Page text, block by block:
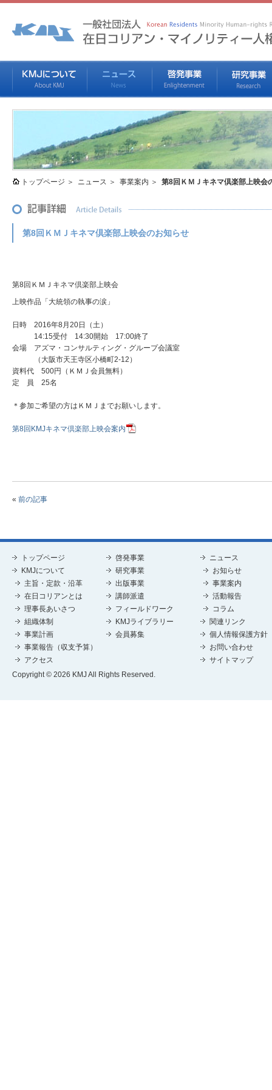
トップページ ニュース 事業案内 第8回ＫＭＪキネマ倶楽部上映会
第8回ＫＭＪキネマ倶楽部上映会のお知らせ
第8回ＫＭＪキネマ倶楽部上映会
上映作品「大統領の執事の涙」
日時 2016年8月20日（土）
14:15受付 14:30開始 17:00終了
会場 アズマ・コンサルティング・グループ会議室
（大阪市天王寺区小橋町2-12）
資料代 500円（ＫＭＪ会員無料）
定 員 25名
＊参加ご希望の方はＫＭＪまでお願いします。
第8回KMJキネマ倶楽部上映会案内
« 前の記事
トップページ
KMJについて
主旨・定款・沿革
在日コリアンとは
理事長あいさつ
組織体制
事業計画
事業報告（収支予算）
アクセス
啓発事業
研究事業
出版事業
講師派遣
フィールドワーク
KMJライブラリー
会員募集
ニュース
お知らせ
事業案内
活動報告
コラム
関連リンク
個人情報保護方針
お問い合わせ
サイトマップ
Copyright © 2026 KMJ All Rights Reserved.